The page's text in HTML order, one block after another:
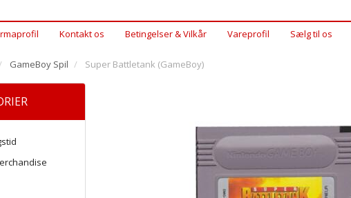
Kontakt os Betingelser & Vilkår Vareprofil Sælg til os
GameBoy Spil Super Battletank (GameBoy)